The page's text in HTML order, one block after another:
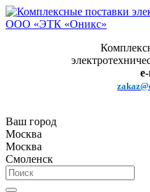
Ваш город
Москва
Москва
Смоленск